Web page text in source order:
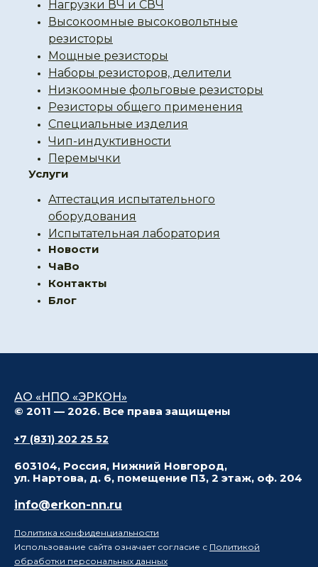
Нагрузки ВЧ и СВЧ
Высокоомные высоковольтные
резисторы
Мощные резисторы
Наборы резисторов, делители
Низкоомные фольговые резисторы
Резисторы общего применения
Специальные изделия
Чип-индуктивности
Перемычки
Услуги
Аттестация испытательного
оборудования
Испытательная лаборатория
Новости
ЧаВо
Контакты
Блог
АО «НПО «ЭРКОН»
© 2011 — 2026. Все права защищены
+7 (831) 202 25 52
603104, Россия, Нижний Новгород,
ул. Нартова, д. 6, помещение П3, 2 этаж, оф. 204
info@erkon-nn.ru
Политика конфиденциальности
Использование сайта означает согласие с Политикой
обработки персональных данных